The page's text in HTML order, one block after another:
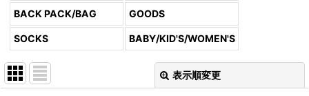
BACK PACK/BAG GOODS
SOCKS BABY/KID'S/WOMEN'S
表示順変更